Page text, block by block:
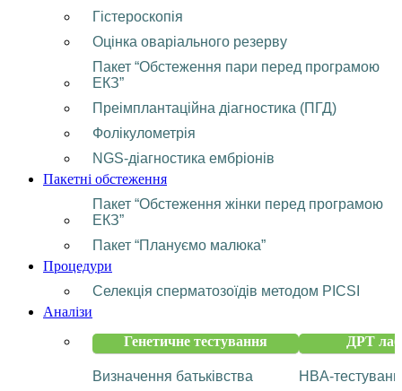
Гістероскопія
Оцінка оваріального резерву
Пакет “Обстеження пари перед програмою
ЕКЗ”
Преімплантаційна діагностика (ПГД)
Фолікулометрія
NGS-діагностика ембріонів
Пакетні обстеження
Пакет “Обстеження жінки перед програмою
ЕКЗ”
Пакет “Плануємо малюка”
Процедури
Селекція сперматозоїдів методом PICSI
Аналізи
Генетичне тестування
Визначення батьківства
ДРТ
HBA-